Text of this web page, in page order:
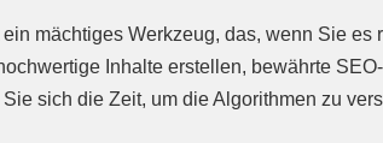
mächtiges Werkzeug, das, wenn Sie
Inhalte erstellen, bewährte
sich die Zeit, um die Algorithmen zu